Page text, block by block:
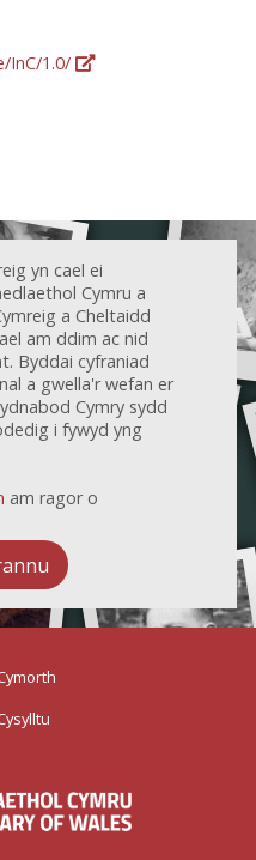
InC/1.0/
yn cael ei
Cymru a
a Cheltaidd
am ddim ac nid
Byddai cyfraniad
a gwella'r wefan er
Cymry sydd
i fywyd yng
am ragor o